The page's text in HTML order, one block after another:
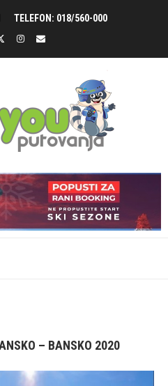
TELEFON: 018/560-000
– BANSKO 2020